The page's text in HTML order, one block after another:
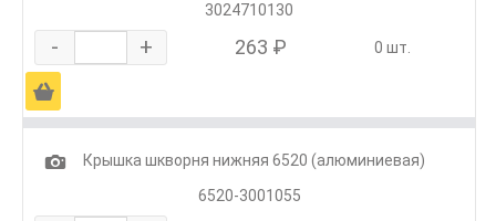
3024710130
- + 263 ₽ 0 шт.
Ä
1
Крышка шкворня нижняя 6520 (алюминиевая)
6520-3001055